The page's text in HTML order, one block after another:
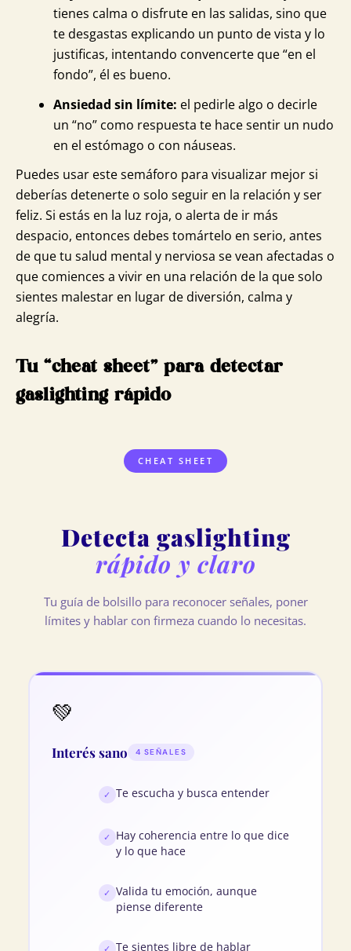
tienes calma o disfrute en las salidas, sino que
te desgastas explicando un punto de vista y lo
justificas, intentando convencerte que “en el
fondo”, él es bueno.
Ansiedad sin límite: el pedirle algo o decirle
un “no” como respuesta te hace sentir un nudo
en el estómago o con náuseas.
Puedes usar este semáforo para visualizar mejor si
deberías detenerte o solo seguir en la relación y ser
feliz. Si estás en la luz roja, o alerta de ir más
despacio, entonces debes tomártelo en serio, antes
de que tu salud mental y nerviosa se vean afectadas o
que comiences a vivir en una relación de la que solo
sientes malestar en lugar de diversión, calma y
alegría.
Tu “cheat sheet” para detectar
gaslighting rápido
CHEAT SHEET
Detecta gaslighting
rápido y claro
Tu guía de bolsillo para reconocer señales, poner
límites y hablar con firmeza cuando lo necesitas.
💚
Interés sano 4 SEÑALES
✓ Te escucha y busca entender
✓ Hay coherencia entre lo que dice
y lo que hace
✓ Valida tu emoción, aunque
piense diferente
✓ Te sientes libre de hablar